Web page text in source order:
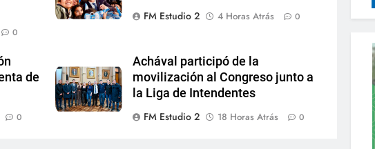
0
FM Estudio 2
4 Horas Atrás 0
de
0
Achával participó de la
movilización al Congreso junto a
la Liga de Intendentes
FM Estudio 2
18 Horas Atrás 0